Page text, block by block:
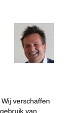
verschaffen
van